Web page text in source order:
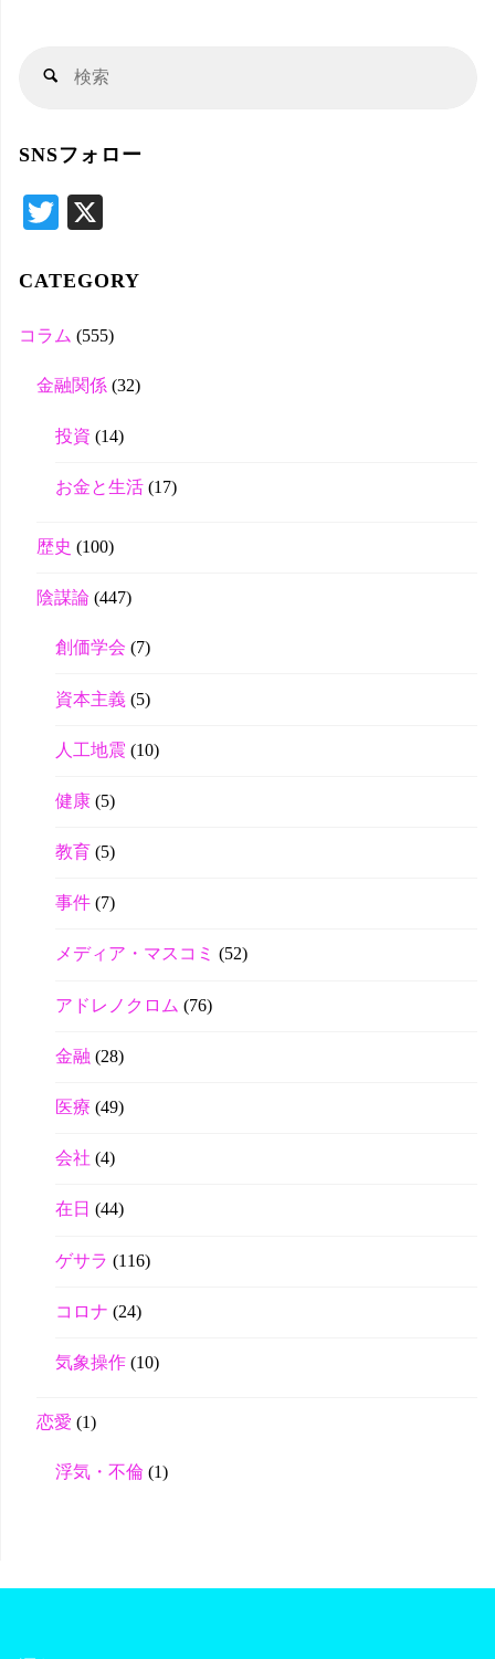
検
SNSフォロー
T
tte
CATEGORY
コラム (555)
金融関係 (32)
投資 (14)
お金と生活(17)
歴史 (100)
陰謀論 (447)
創価学会 (7)
資本主義(5)
人工地震 (10)
健康(5)
教育(5)
事件(7)
メディア・マスコミ (52)
アドレノクロム (76)
金融 (28)
医療 (49)
会社 (4)
在日 (44)
ゲサラ (116)
コロナ (24)
気象操作(10)
恋愛 (1)
浮気・不倫 (1)